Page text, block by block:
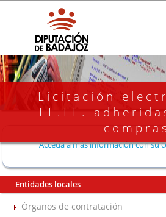
Licitación
EE.LL.
compras
Acceda a más información con su
Entidades locales
Órganos de contratación